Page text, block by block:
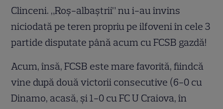
Clinceni. „Roş-albaştrii” nu i-au învins
niciodată pe teren propriu pe ilfoveni în cele 3
partide disputate până acum cu FCSB gazdă!
Acum, însă, FCSB este mare favorită, fiindcă
vine după două victorii consecutive (6-0 cu
Dinamo, acasă, şi 1-0 cu FC U Craiova, în